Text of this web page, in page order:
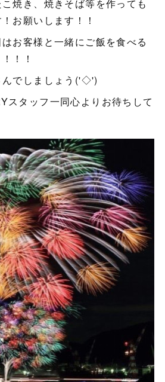
焼き、焼きそば等を作っても
お願いします！！
お客様と一緒にご飯を食べる
！！
でしましょう('◇')ゞ
スタッフ一同心よりお待ちして